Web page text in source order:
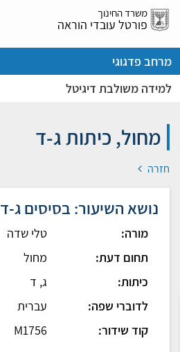
דלג
אל
משרד החינוך
פורטל עובדי הוראה
מרחב פדגוגי
למידה משולבת דיגיטל
מחול, כיתות ג-ד
חזרה
נושא השיעור: בסיסים ג-ד
מורה:
טלי שדה
תחום דעת:
מחול
כיתות:
ג, ד
לדוברי שפה:
עברית
קוד שידור:
M1756